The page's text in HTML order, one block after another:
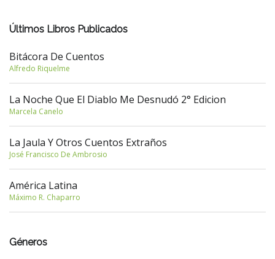
Últimos Libros Publicados
Bitácora De Cuentos
Alfredo Riquelme
La Noche Que El Diablo Me Desnudó 2° Edicion
Marcela Canelo
La Jaula Y Otros Cuentos Extraños
José Francisco De Ambrosio
América Latina
Máximo R. Chaparro
Géneros